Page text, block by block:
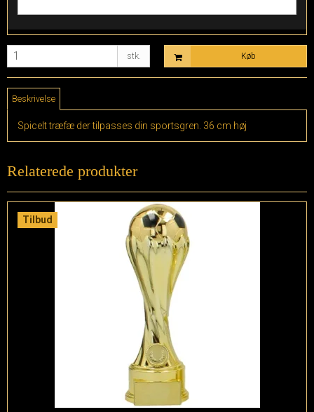
stk. Køb
Beskrivelse
Spicelt træfæ der tilpasses din sportsgren. 36 cm høj
Relaterede produkter
Tilbud